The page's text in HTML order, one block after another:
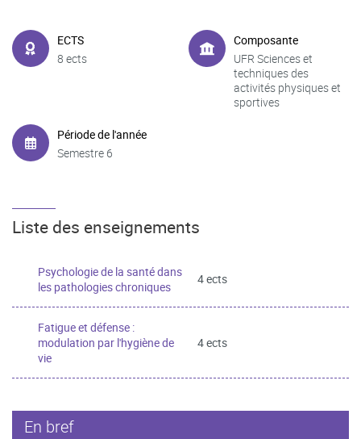
ECTS
8 ects
Composante
UFR Sciences et
techniques des
activités physiques et
sportives
Période de l'année
Semestre 6
Liste des enseignements
Psychologie de la santé dans
les pathologies chroniques
4 ects
Fatigue et défense :
modulation par l'hygiène de
vie
4 ects
En bref